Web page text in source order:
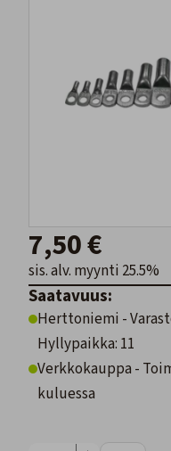
7,50 €
sis. alv. myynti 25.5%
Saatavuus:
Herttoniemi -
Hyllypaikka: 11
Verkkokauppa -
kuluessa